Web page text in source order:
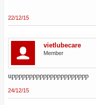
22/12/15
vietlubecare
Member
upppppppppppppppppppppp
24/12/15